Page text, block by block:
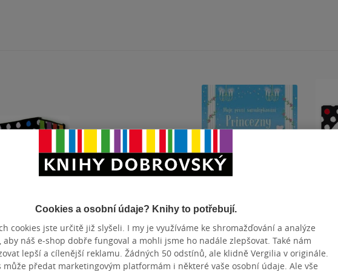
- První
knížka pro
Knihovnička - První
knížky pro miminko
Stella Baggott
Stella Baggott
Moje první
samolepkování -
Třpytivé princezny
Stella Baggott & další Stella
Cookies a osobní údaje? Knihy to potřebují.
cookies jste určitě již slyšeli. I my je využíváme ke shromažďování a analýze
aby náš e-shop dobře fungoval a mohli jsme ho nadále zlepšovat. Také nám
lepší a cílenější reklamu. Žádných 50 odstínů, ale klidně Vergilia v originále.
může předat marketingovým platformám i některé vaše osobní údaje. Ale vše